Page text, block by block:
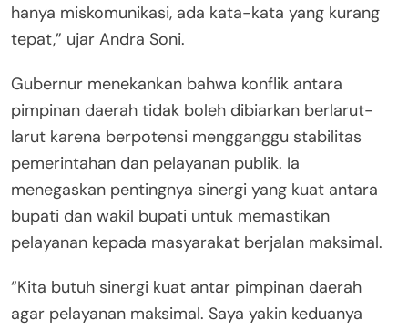
hanya miskomunikasi, ada kata-kata yang kurang
tepat,” ujar Andra Soni.
Gubernur menekankan bahwa konflik antara
pimpinan daerah tidak boleh dibiarkan berlarut-
larut karena berpotensi mengganggu stabilitas
pemerintahan dan pelayanan publik. Ia
menegaskan pentingnya sinergi yang kuat antara
bupati dan wakil bupati untuk memastikan
pelayanan kepada masyarakat berjalan maksimal.
“Kita butuh sinergi kuat antar pimpinan daerah
agar pelayanan maksimal. Saya yakin keduanya